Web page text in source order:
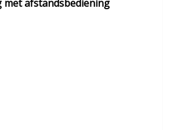
afstandsbediening